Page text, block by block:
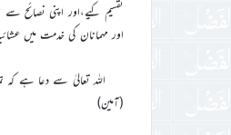
تقسیم کیے،اور اپنی نصائح سے
اور مہمانان کی خدمت میں
اللہ تعالیٰ سے دعا ہے کہ
(آمین)